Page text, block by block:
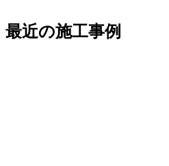
最近の施工事例